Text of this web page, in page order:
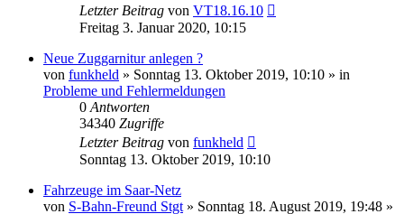
Letzter Beitrag von VT18.16.10
Freitag 3. Januar 2020, 10:15
Neue Zuggarnitur anlegen ?
von funkheld » Sonntag 13. Oktober 2019, 10:10 » in
Probleme und Fehlermeldungen
0 Antworten
34340 Zugriffe
Letzter Beitrag von funkheld
Sonntag 13. Oktober 2019, 10:10
Fahrzeuge im Saar-Netz
von S-Bahn-Freund Stgt » Sonntag 18. August 2019, 19:48 »